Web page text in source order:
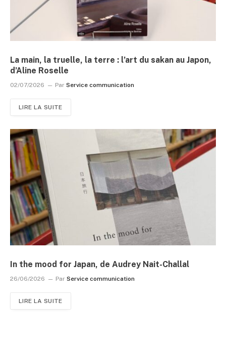
La main, la truelle, la terre : l’art du sakan au Japon,
d’Aline Roselle
02/07/2026 Par Service communication
LIRE LA SUITE
In the mood for Japan, de Audrey Nait-Challal
26/06/2026 Par Service communication
LIRE LA SUITE